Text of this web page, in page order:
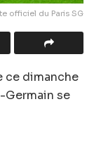
officiel du Paris SG
ce dimanche
Germain se